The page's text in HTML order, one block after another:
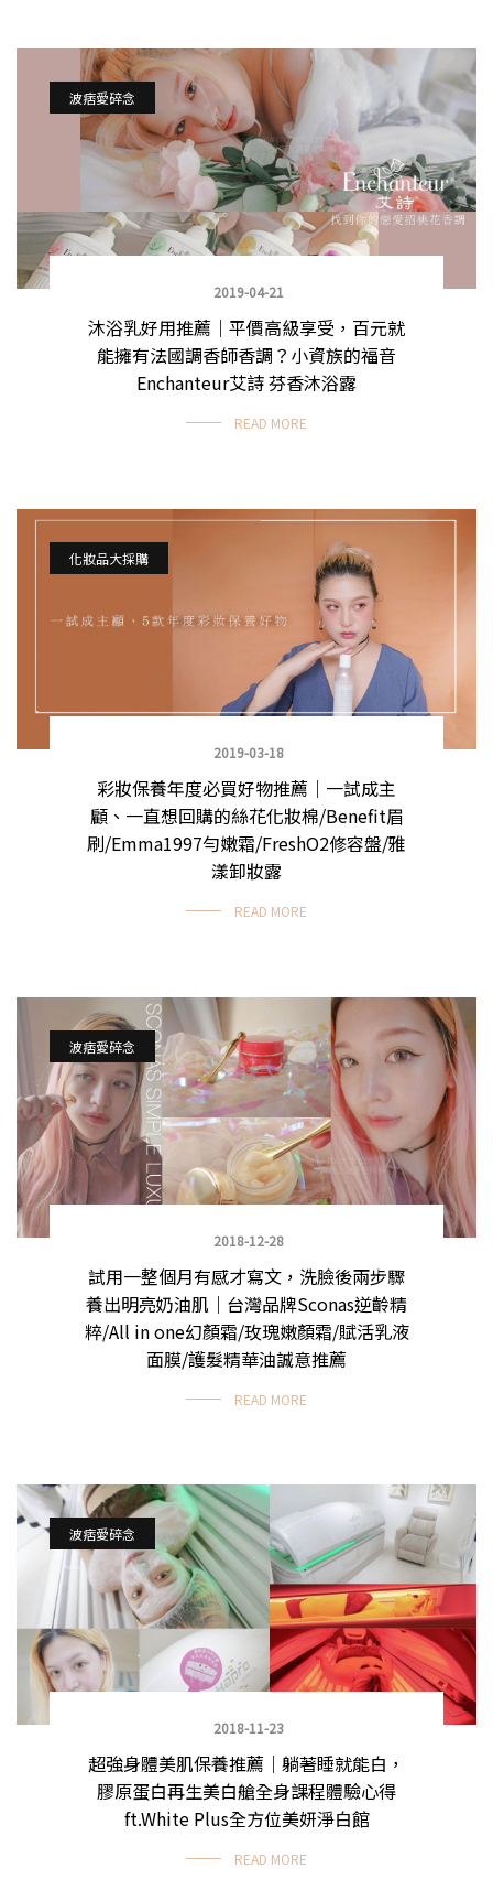
波痞愛碎念
2019-04-21
沐浴乳好用推薦｜平價高級享受，百元就
能擁有法國調香師香調？小資族的福音
Enchanteur艾詩 芬香沐浴露
READ MORE
化妝品大採購
2019-03-18
彩妝保養年度必買好物推薦｜一試成主
顧、一直想回購的絲花化妝棉/Benefit眉
刷/Emma1997勻嫩霜/FreshO2修容盤/雅
漾卸妝露
READ MORE
波痞愛碎念
2018-12-28
試用一整個月有感才寫文，洗臉後兩步驟
養出明亮奶油肌｜台灣品牌Sconas逆齡精
粹/All in one幻顏霜/玫瑰嫩顏霜/賦活乳液
面膜/護髮精華油誠意推薦
READ MORE
波痞愛碎念
2018-11-23
超強身體美肌保養推薦｜躺著睡就能白，
膠原蛋白再生美白艙全身課程體驗心得
ft.White Plus全方位美妍淨白館
READ MORE